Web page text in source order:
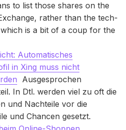
to list those shares on the
rather than the tech-
is a bit of a coup for the
Automatisches
in Xing muss nicht
Ausgesprochen
In Dtl. werden viel zu oft die
und Nachteile vor die
und Chancen gesetzt.